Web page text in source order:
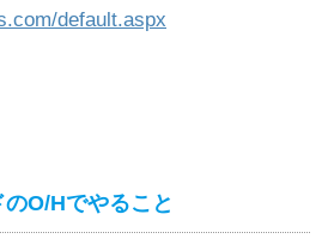
default.aspx
O/Hでやること